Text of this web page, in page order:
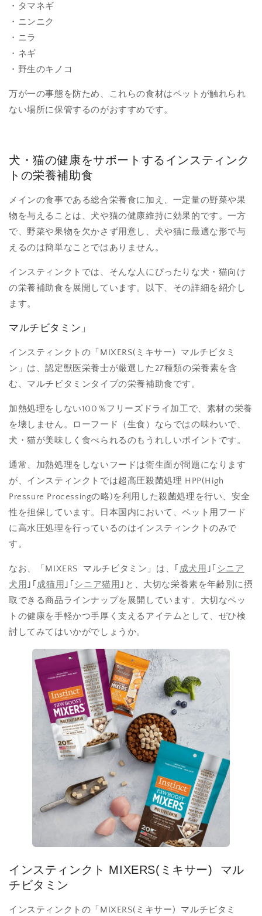
・タマネギ
・ニンニク
・ニラ
・ネギ
・野生のキノコ
万が一の事態を防ため、これらの食材はペットが触れられ
ない場所に保管するのがおすすめです。
犬・猫の健康をサポートするインスティンク
トの栄養補助食
メインの食事である総合栄養食に加え、一定量の野菜や果
物を与えることは、犬や猫の健康維持に効果的です。一方
で、野菜や果物を欠かさず用意し、犬や猫に最適な形で与
えるのは簡単なことではありません。
インスティンクトでは、そんな人にぴったりな犬・猫向け
の栄養補助食を展開しています。以下、その詳細を紹介し
ます。
マルチビタミン」
インスティンクトの「MIXERS(ミキサー) マルチビタミ
ン」は、認定獣医栄養士が厳選した27種類の栄養素を含
む、マルチビタミンタイプの栄養補助食です。
加熱処理をしない100％フリーズドライ加工で、素材の栄養
を壊しません。ローフード（生食）ならではの味わいで、
犬・猫が美味しく食べられるのもうれしいポイントです。
通常、加熱処理をしないフードは衛生面が問題になります
が、インスティンクトでは超高圧殺菌処理 HPP(High
Pressure Processingの略)を利用した殺菌処理を行い、安全
性を担保しています。日本国内において、ペット用フード
に高水圧処理を行っているのはインスティンクトのみで
す。
なお、「MIXERS マルチビタミン」は、｢ 成犬用 ｣｢ シニア
犬用 ｣｢ 成猫用 ｣｢ シニア猫用 ｣と、大切な栄養素を年齢別に摂
取できる商品ラインナップを展開しています。大切なペッ
トの健康を手軽かつ手厚く支えるアイテムとして、ぜひ検
討してみてはいかがでしょうか。
インスティンクト MIXERS(ミキサー) マル
チビタミン
インスティンクトの「MIXERS(ミキサー) マルチビタミ